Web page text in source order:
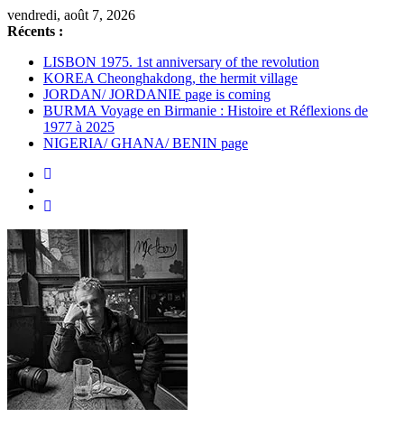
Passer
au
vendredi, août 7, 2026
Récents :
LISBON 1975. 1st anniversary of the revolution
KOREA Cheonghakdong, the hermit village
JORDAN/ JORDANIE page is coming
BURMA Voyage en Birmanie : Histoire et Réflexions de
1977 à 2025
NIGERIA/ GHANA/ BENIN page